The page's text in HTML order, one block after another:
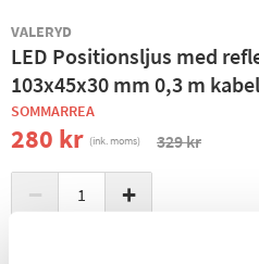
VALERYD
LED Positionsljus med
103x45x30 mm 0,3 m kabel
SOMMARREA
280 kr (ink. moms) 329 kr
− +